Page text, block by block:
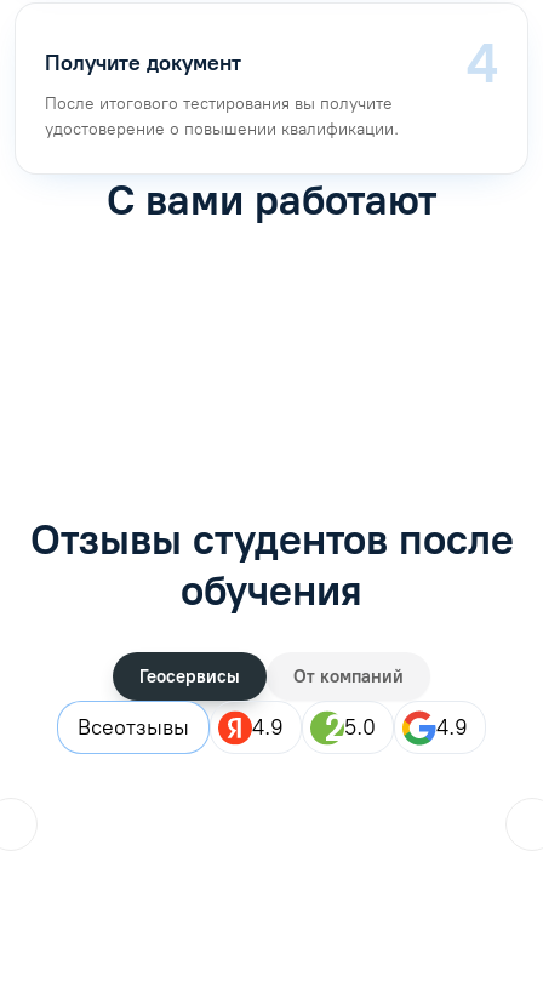
Получите документ
После итогового тестирования вы получите
удостоверение о повышении квалификации.
С вами работают
Отзывы студентов после
обучения
Геосервисы От компаний
Всеотзывы 4.9 5.0 4.9